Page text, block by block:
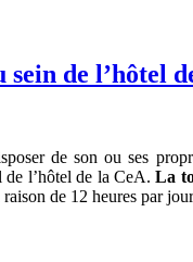
de l’hôtel
de son ou ses
de l’hôtel de la CeA.La
de 12 heures par